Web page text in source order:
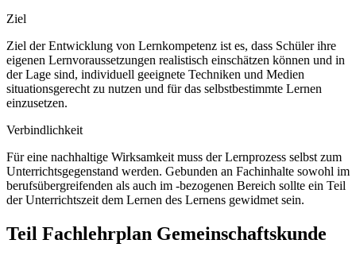
Ziel
Ziel der Entwicklung von Lernkompetenz ist es, dass Schüler ihre
eigenen Lernvoraussetzungen realistisch einschätzen können und in
der Lage sind, individuell geeignete Techniken und Medien
situationsgerecht zu nutzen und für das selbstbestimmte Lernen
einzusetzen.
Verbindlichkeit
Für eine nachhaltige Wirksamkeit muss der Lernprozess selbst zum
Unterrichtsgegenstand werden. Gebunden an Fachinhalte sowohl im
berufsübergreifenden als auch im -bezogenen Bereich sollte ein Teil
der Unterrichtszeit dem Lernen des Lernens gewidmet sein.
Teil Fachlehrplan Gemeinschaftskunde